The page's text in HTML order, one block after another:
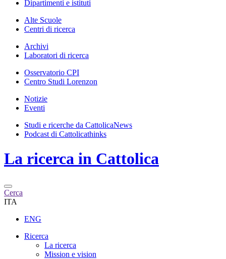
Dipartimenti e istituti
Alte Scuole
Centri di ricerca
Archivi
Laboratori di ricerca
Osservatorio CPI
Centro Studi Lorenzon
Notizie
Eventi
Studi e ricerche da CattolicaNews
Podcast di Cattolicathinks
La ricerca in Cattolica
Cerca
ITA
ENG
Ricerca
La ricerca
Mission e vision